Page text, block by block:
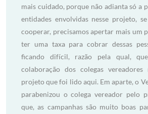
mais cuidado, porque não adianta só a
entidades envolvidas nesse projeto,
cooperar, precisamos apertar mais um
ter uma taxa para cobrar dessas
ficando difícil, razão pela qual,
colaboração dos colegas
projeto que foi lido aqui. Em aparte, o
parabenizou o colega vereador pelo
que, as campanhas são muito boas